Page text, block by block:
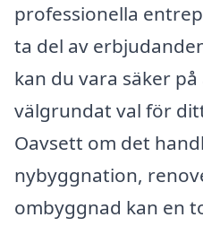
professionella
ta del av
kan du vara säker
välgrundat val för
Oavsett om det
nybyggnation,
ombyggnad kan en